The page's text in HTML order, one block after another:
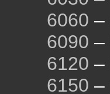
6060 –
6090 –
6120 –
6150 –